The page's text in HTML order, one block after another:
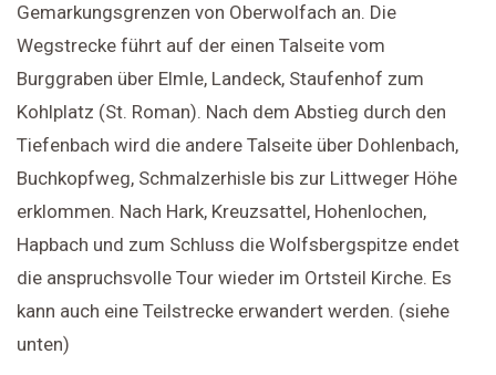
Gemarkungsgrenzen von Oberwolfach an. Die
Wegstrecke führt auf der einen Talseite vom
Burggraben über Elmle, Landeck, Staufenhof zum
Kohlplatz (St. Roman). Nach dem Abstieg durch den
Tiefenbach wird die andere Talseite über Dohlenbach,
Buchkopfweg, Schmalzerhisle bis zur Littweger Höhe
erklommen. Nach Hark, Kreuzsattel, Hohenlochen,
Hapbach und zum Schluss die Wolfsbergspitze endet
die anspruchsvolle Tour wieder im Ortsteil Kirche. Es
kann auch eine Teilstrecke erwandert werden. (siehe
unten)